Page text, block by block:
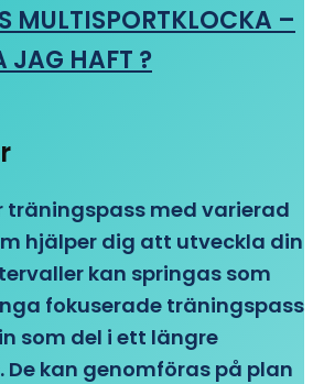
MULTISPORTKLOCKA –
JAG HAFT ?
träningspass med varierad
hjälper dig att utveckla din
kan springas som
fokuserade träningspass
som del i ett längre
De kan genomföras på plan